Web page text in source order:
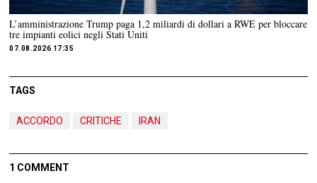
L’amministrazione Trump paga 1,2 miliardi di dollari a RWE per bloccare
tre impianti eolici negli Stati Uniti
07.08.2026 17:35
TAGS
ACCORDO CRITICHE IRAN
1 COMMENT